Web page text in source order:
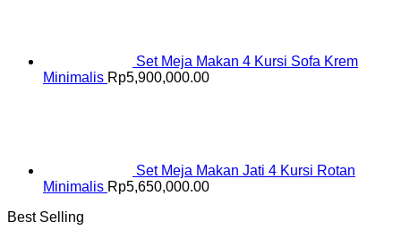
Set Meja Makan 4 Kursi Sofa Krem
Minimalis Rp5,900,000.00
Set Meja Makan Jati 4 Kursi Rotan
Minimalis Rp5,650,000.00
Best Selling